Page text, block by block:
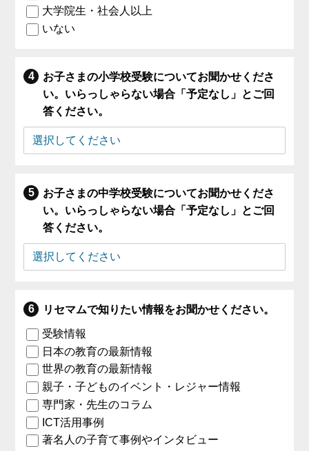
大学院生・社会人以上
いない
お子さまの小学校受験についてお聞かせくださ
い。いらっしゃらない場合「予定なし」とご回
答ください。
お子さまの中学校受験についてお聞かせくださ
い。いらっしゃらない場合「予定なし」とご回
答ください。
リセマムで知りたい情報をお聞かせください。
受験情報
日本の教育の最新情報
世界の教育の最新情報
親子・子どものイベント・レジャー情報
専門家・先生のコラム
ICT活用事例
著名人の子育て事例やインタビュー